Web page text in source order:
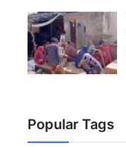
Popular Tags